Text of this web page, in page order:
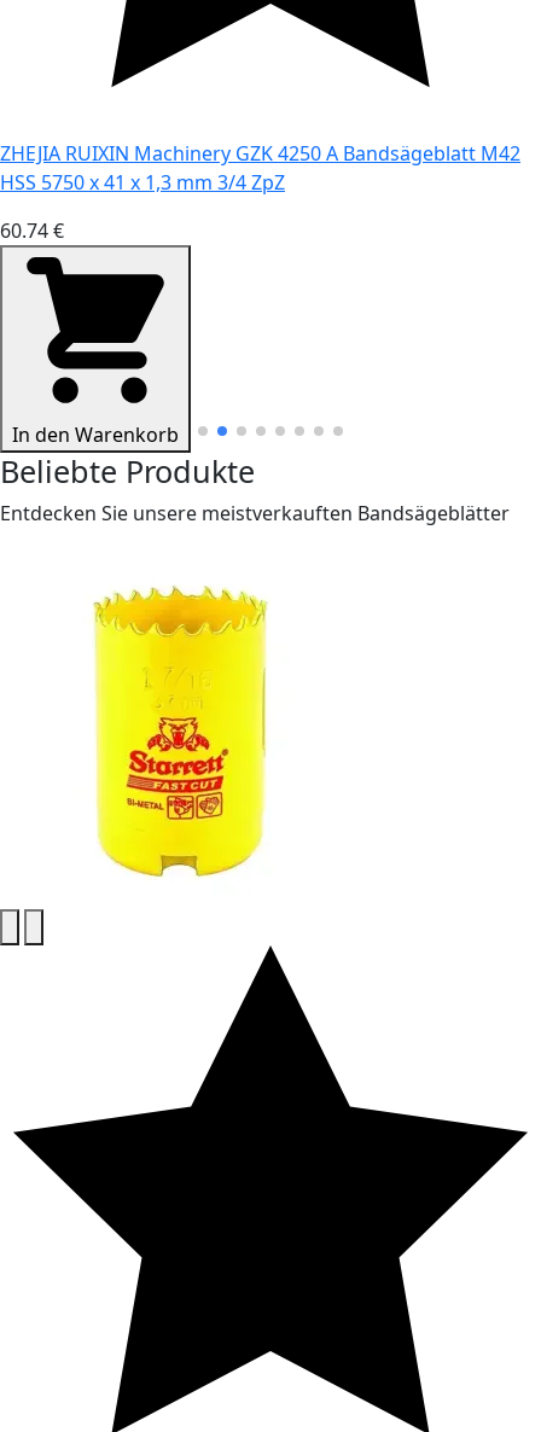
ZHEJIA RUIXIN Machinery GZK 4250 A Bandsägeblatt M42
HSS 5750 x 41 x 1,3 mm 3/4 ZpZ
60.74 €
In den Warenkorb
Beliebte Produkte
Entdecken Sie unsere meistverkauften Bandsägeblätter